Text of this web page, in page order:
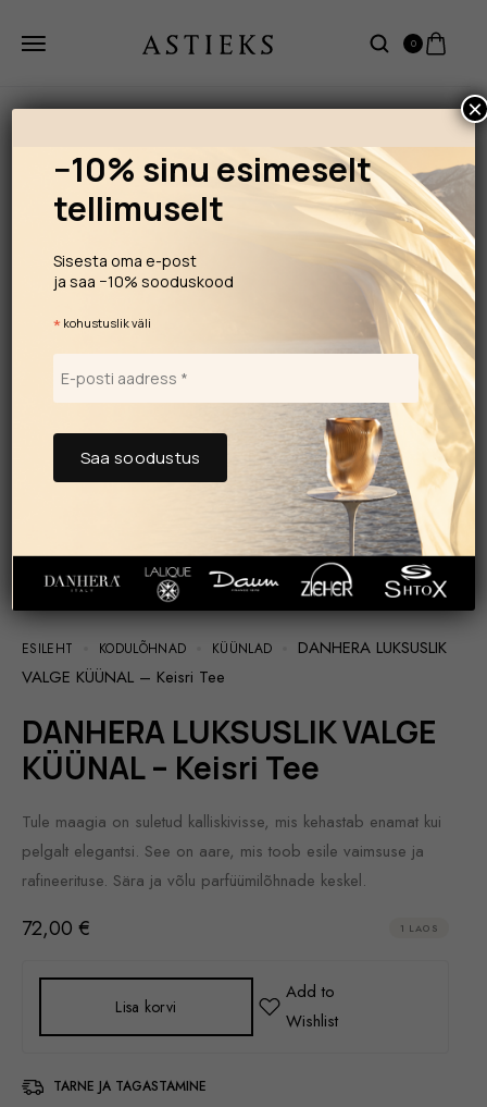
0
ESILEHT KODULÕHNAD KÜÜNLAD
DANHERA LUKSUSLIK
VALGE KÜÜNAL – Keisri Tee
DANHERA LUKSUSLIK VALGE
KÜÜNAL – Keisri Tee
Tule maagia on suletud kalliskivisse, mis kehastab enamat kui
pelgalt elegantsi. See on aare, mis toob esile vaimsuse ja
rafineerituse. Sära ja võlu parfüümilõhnade keskel.
72,00 € 1 LAOS
Lisa korvi
TARNE JA TAGASTAMINE
−10% sinu esimeselt
tellimuselt
Sisesta oma e-post
ja saa −10% sooduskood
* kohustuslik väli
×